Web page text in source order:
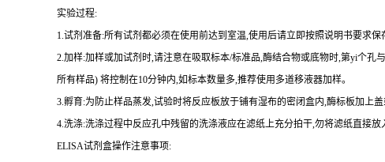
实验过程:
1.试剂准备:所有试剂都必须在使用前达到室温,使用后请立即按照说明书要求
2.加样:加样或加试剂时,请注意在吸取标本/标准品,酶结合物或底物时,第yi个孔与
所有样品) 将控制在10分钟内,如标本数量多,推荐使用多道移液器加样。
3.孵育:为防止样品蒸发,试验时将反应板放于铺有湿布的密闭盒内,酶标板加上
4.洗涤:洗涤过程中反应孔中残留的洗涤液应在滤纸上充分拍干,勿将滤纸直接
ELISA试剂盒操作注意事项: